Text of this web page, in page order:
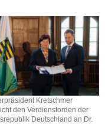
Kretschmer
den Verdienstorden der
Deutschland an Dr.